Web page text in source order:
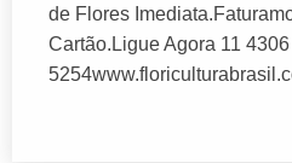
de Flores
Cartão.Ligue Agora 11 4306